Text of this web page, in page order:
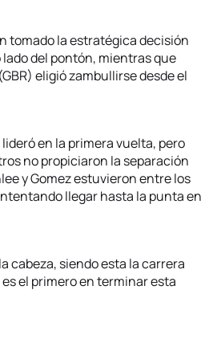
tomado la estratégica decisión
del pontón, mientras que
(GBR) eligió zambullirse desde el
lideró en la primera vuelta, pero
no propiciaron la separación
y Gomez estuvieron entre los
llegar hasta la punta en
cabeza, siendo esta la carrera
el primero en terminar esta